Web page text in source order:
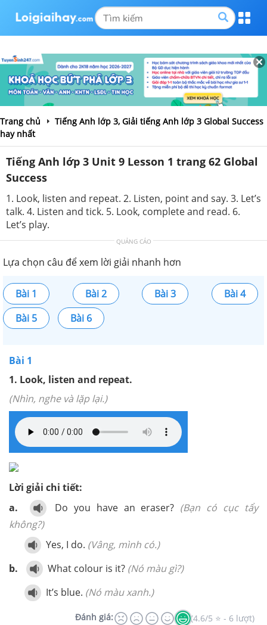
Trang chủ
Tiếng Anh lớp 3, Giải tiếng Anh lớp 3 Global Success
hay nhất
Tiếng Anh lớp 3 Unit 9 Lesson 1 trang 62 Global
Success
1. Look, listen and repeat. 2. Listen, point and say. 3. Let’s
talk. 4. Listen and tick. 5. Look, complete and read. 6.
Let’s play.
QUẢNG CÁO
Lựa chọn câu để xem lời giải nhanh hơn
Bài 1 Bài 2 Bài 3
Bài 4
Bài 5
Bài 6
Bài 1
1. Look, listen and repeat.
(Nhìn, nghe và lặp lại.)
Lời giải chi tiết:
a.
Do you have an eraser? (Bạn có cục tẩy
không?)
Yes, I do. (Vâng, mình có.)
b.
What colour is it? (Nó màu gì?)
It’s blue. (Nó màu xanh.)
Đánh giá: (4.6/5 ⭐ - 6 lượt)